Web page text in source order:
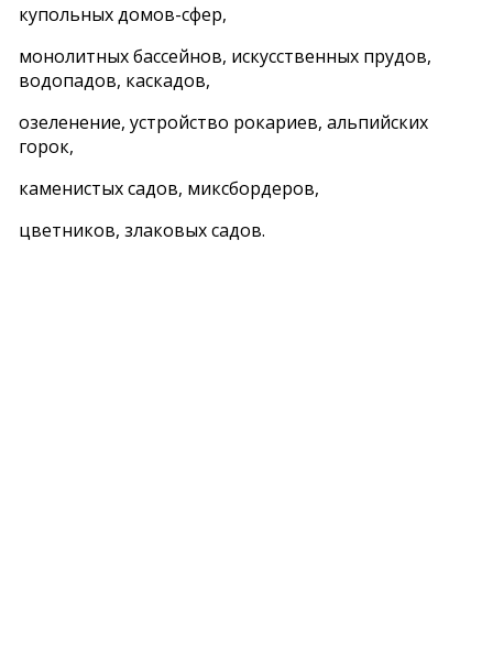
купольных домов-сфер,
монолитных бассейнов, искусственных прудов,
водопадов, каскадов,
озеленение, устройство рокариев, альпийских
горок,
каменистых садов, миксбордеров,
цветников, злаковых садов.